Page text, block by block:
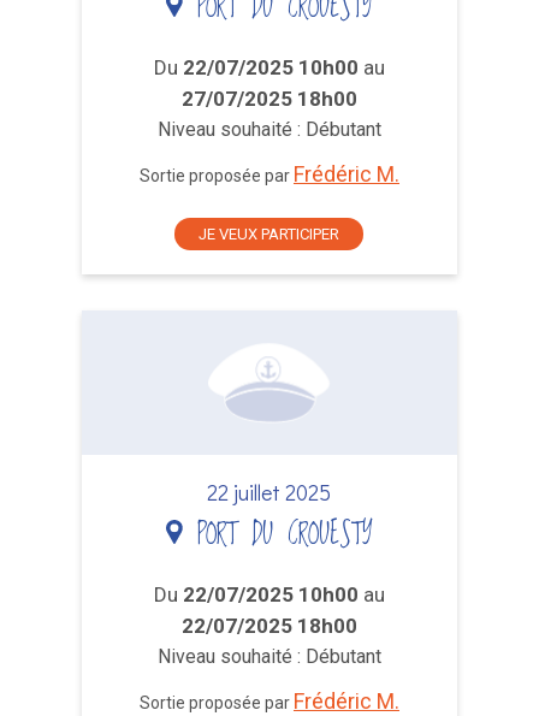
Du 22/07/2025 10h00 au
27/07/2025 18h00
Niveau souhaité : Débutant
Sortie proposée par Frédéric M.
JE VEUX PARTICIPER
22 juillet 2025
PORT DU CROUESTY
Du 22/07/2025 10h00 au
22/07/2025 18h00
Niveau souhaité : Débutant
Sortie proposée par Frédéric M.